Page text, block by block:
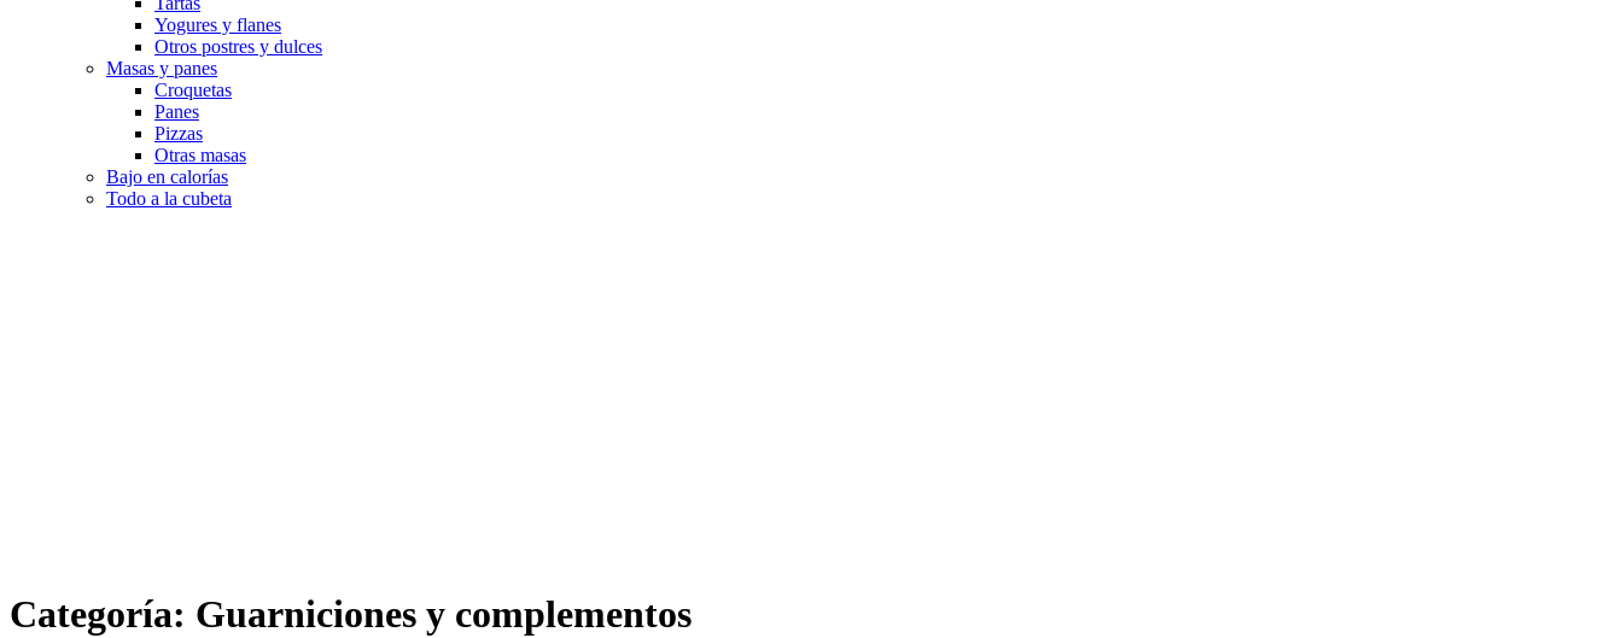
Yogures y flanes
Otros postres y dulces
Masas y panes
Croquetas
Panes
Pizzas
Otras masas
Bajo en calorías
Todo a la cubeta
Categoría: Guarniciones y complementos